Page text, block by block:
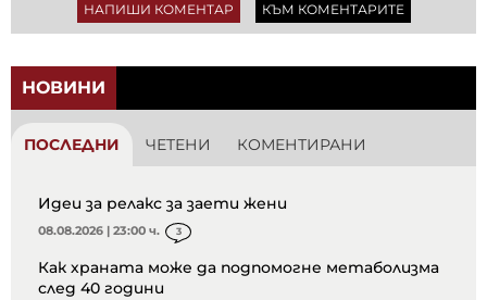
НАПИШИ КОМЕНТАР КЪМ КОМЕНТАРИТЕ
НОВИНИ
ПОСЛЕДНИ ЧЕТЕНИ КОМЕНТИРАНИ
Идеи за релакс за заети жени
08.08.2026 | 23:00 ч. 3
Как храната може да подпомогне метаболизма
след 40 години